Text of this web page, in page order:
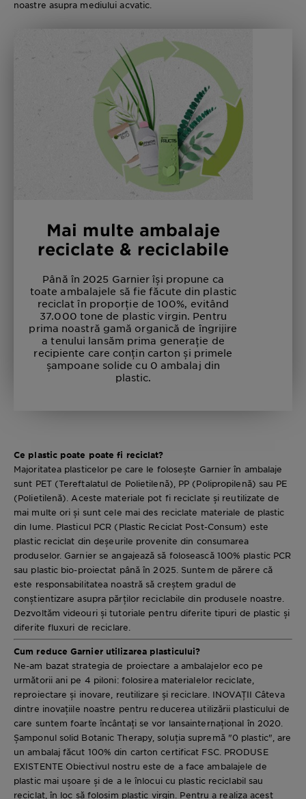
noastre asupra mediului acvatic.
Mai multe ambalaje
reciclate & reciclabile
Până în 2025 Garnier își propune ca
toate ambalajele să fie făcute din plastic
reciclat în proporție de 100%, evitând
37.000 tone de plastic virgin. Pentru
prima noastră gamă organică de îngrijire
a tenului lansăm prima generație de
recipiente care conțin carton și primele
șampoane solide cu 0 ambalaj din
plastic.
Ce plastic poate poate fi reciclat?
Majoritatea plasticelor pe care le folosește Garnier în ambalaje
sunt PET (Tereftalatul de Polietilenă), PP (Polipropilenă) sau PE
(Polietilenă). Aceste materiale pot fi reciclate și reutilizate de
mai multe ori și sunt cele mai des reciclate materiale de plastic
din lume. Plasticul PCR (Plastic Reciclat Post-Consum) este
plastic reciclat din deșeurile provenite din consumarea
produselor. Garnier se angajează să folosească 100% plastic PCR
sau plastic bio-proiectat până în 2025. Suntem de părere că
este responsabilitatea noastră să creștem gradul de
conștientizare asupra părților reciclabile din produsele noastre.
Dezvoltăm videouri și tutoriale pentru diferite tipuri de plastic și
diferite fluxuri de reciclare.
Cum reduce Garnier utilizarea plasticului?
Ne-am bazat strategia de proiectare a ambalajelor eco pe
următorii ani pe 4 piloni: folosirea materialelor reciclate,
reproiectare și inovare, reutilizare și reciclare. INOVAȚII Câteva
dintre inovațiile noastre pentru reducerea utilizării plasticului de
care suntem foarte încântați se vor lansainternațional în 2020.
Șamponul solid Botanic Therapy, soluția supremă "0 plastic", are
un ambalaj făcut 100% din carton certificat FSC. PRODUSE
EXISTENTE Obiectivul nostru este de a face ambalajele de
plastic mai ușoare și de a le înlocui cu plastic reciclabil sau
reciclat, în loc să folosim plastic virgin. Pentru a realiza acest